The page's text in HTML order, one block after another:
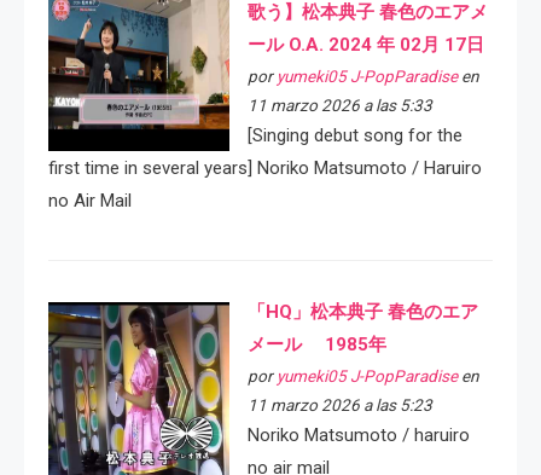
歌う】松本典子 春色のエアメ
ール O.A. 2024 年 02月 17日
por yumeki05 J-PopParadiseen
11 marzo 2026 a las 5:33
[Singing debut song for the
first time in several years] Noriko Matsumoto / Haruiro
no Air Mail
「HQ」松本典子 春色のエア
メール 1985年
por yumeki05 J-PopParadiseen
11 marzo 2026 a las 5:23
Noriko Matsumoto / haruiro
no air mail